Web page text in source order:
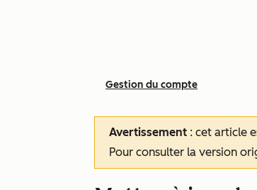
Gestion du compte
Avertissement : cet article
Pour consulter la version